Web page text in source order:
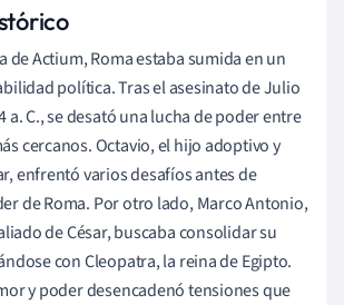
de Actium, Roma estaba sumida en un
política. Tras el asesinato de Julio
a. C., se desató una lucha de poder entre
cercanos. Octavio, el hijo adoptivo y
enfrentó varios desafíos antes de
de Roma. Por otro lado, Marco Antonio,
de César, buscaba consolidar su
con Cleopatra, la reina de Egipto.
y poder desencadenó tensiones que